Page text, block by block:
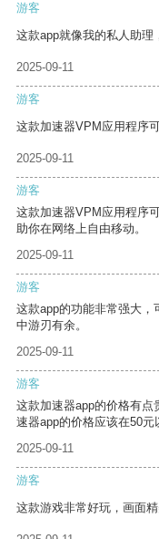
游客
这款app就像我的私人助理
2025-09-11
游客
这款加速器VPM应用程序
2025-09-11
游客
这款加速器VPM应用程序
助你在网络上自由移动。
2025-09-11
游客
这款app的功能非常强大
中游刃有余。
2025-09-11
游客
这款加速器app的价格有点
速器app的价格应该在50元
2025-09-11
游客
这款游戏非常好玩，画面精